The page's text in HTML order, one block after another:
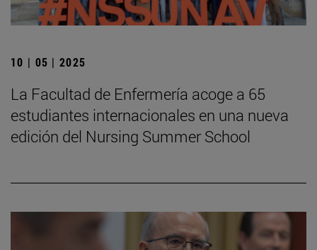
10 | 05 | 2025
La Facultad de Enfermería acoge a 65
estudiantes internacionales en una nueva
edición del Nursing Summer School